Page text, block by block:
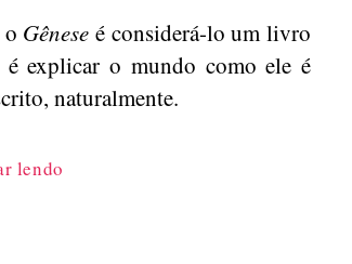
Gênese é considerá-lo um livro
explicar o mundo como ele é
naturalmente.
lendo